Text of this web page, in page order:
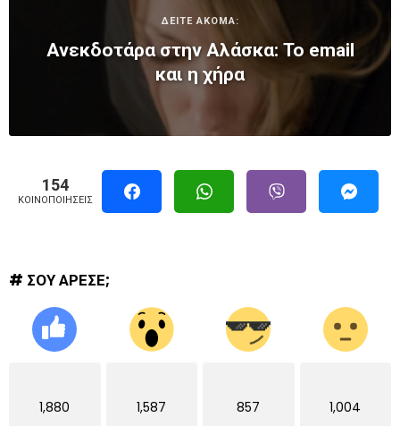
ΔΕΙΤΕ ΑΚΟΜΑ:
Ανεκδοτάρα στην Αλάσκα: Το email
και η χήρα
154
ΚΟΙΝΟΠΟΙΉΣΕΙΣ
# ΣΟΥ ΑΡΕΣΕ;
1,880 1,587 857 1,004